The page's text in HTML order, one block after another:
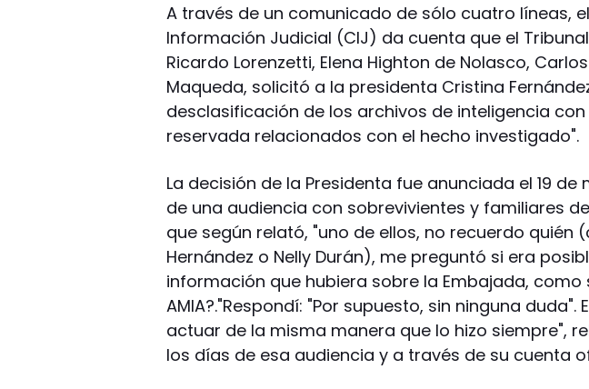
A través de un comunicado de sólo cuatro líneas,
Información Judicial (CIJ) da cuenta que el
Ricardo Lorenzetti, Elena Highton de Nolasco,
Maqueda, solicitó a la presidenta Cristina
desclasificación de los archivos de inteligencia
reservada relacionados con el hecho investigado".
La decisión de la Presidenta fue anunciada el 19
de una audiencia con sobrevivientes y familiares
que según relató, "uno de ellos, no recuerdo quién
Hernández o Nelly Durán), me preguntó si era
información que hubiera sobre la Embajada, como
AMIA?."Respondí: "Por supuesto, sin ninguna duda".
actuar de la misma manera que lo hizo siempre",
los días de esa audiencia y a través de su cuenta